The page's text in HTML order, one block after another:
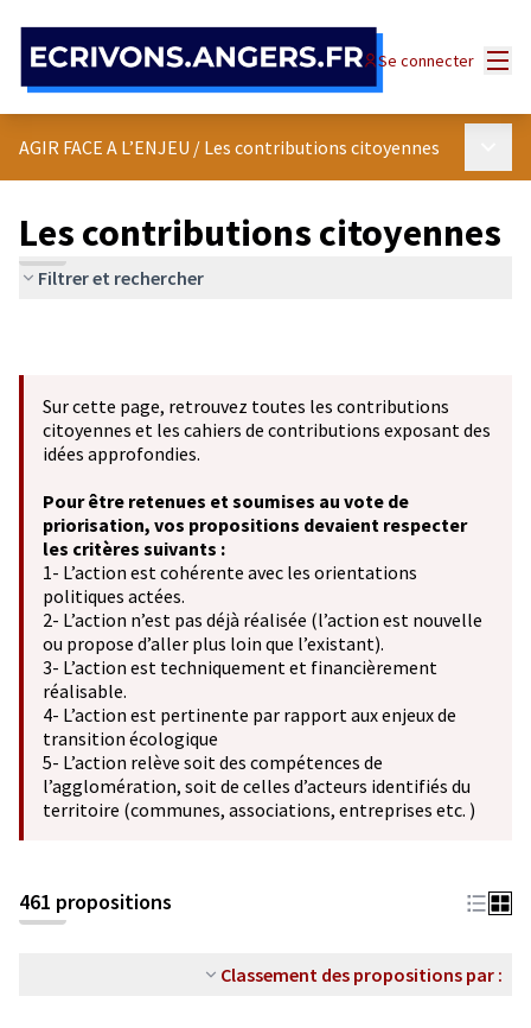
Se connecter
AGIR FACE A L’ENJEU / Les contributions citoyennes
Les contributions citoyennes
Filtrer et rechercher
Sur cette page, retrouvez toutes les contributions
citoyennes et les cahiers de contributions exposant des
idées approfondies.
Pour être retenues et soumises au vote de
priorisation, vos propositions devaient respecter
les critères suivants :
1- L’action est cohérente avec les orientations
politiques actées.
2- L’action n’est pas déjà réalisée (l’action est nouvelle
ou propose d’aller plus loin que l’existant).
3- L’action est techniquement et financièrement
réalisable.
4- L’action est pertinente par rapport aux enjeux de
transition écologique
5- L’action relève soit des compétences de
l’agglomération, soit de celles d’acteurs identifiés du
territoire (communes, associations, entreprises etc. )
461 propositions
Classement des propositions par :